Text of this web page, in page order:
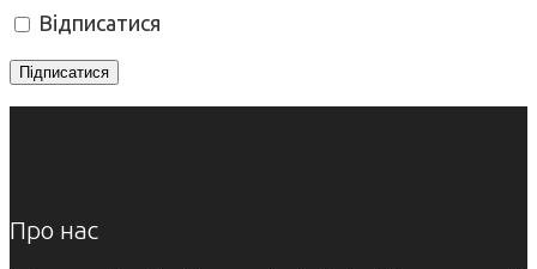
Відписатися
Про нас